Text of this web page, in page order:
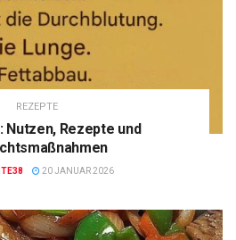
REZEPTE
Nutzen, Rezepte und
20 JANUAR 2026